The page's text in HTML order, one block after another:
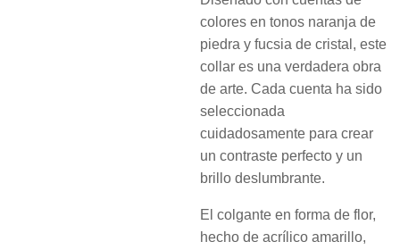
colores en tonos naranja de
piedra y fucsia de cristal, este
collar es una verdadera obra
de arte. Cada cuenta ha sido
seleccionada
cuidadosamente para crear
un contraste perfecto y un
brillo deslumbrante.
El colgante en forma de flor,
hecho de acrílico amarillo,